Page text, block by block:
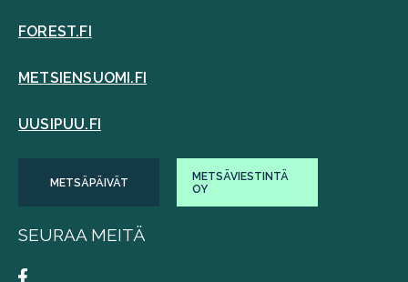
FOREST.FI
METSIENSUOMI.FI
UUSIPUU.FI
METSÄPÄIVÄT
METSÄVIESTINTÄ
OY
SEURAA MEITÄ